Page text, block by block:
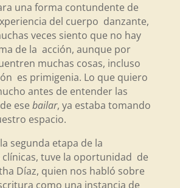
una forma contundente de
del cuerpo danzante,
veces siento que no hay
de la acción, aunque por
muchas cosas, incluso
es primigenia. Lo que quiero
antes de entender las
ese bailar, ya estaba tomando
espacio.
segunda etapa de la
clínicas, tuve la oportunidad de
Díaz, quien nos habló sobre
como una instancia de